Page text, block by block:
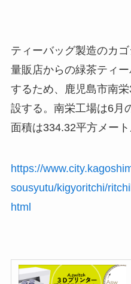
ティーバッグ製造のカ
量販店からの緑茶ティ
するため、鹿児島市南
設する。南栄工場は6月
面積は334.32平方メート
https://
sousyutu/kigyoritchi/
html